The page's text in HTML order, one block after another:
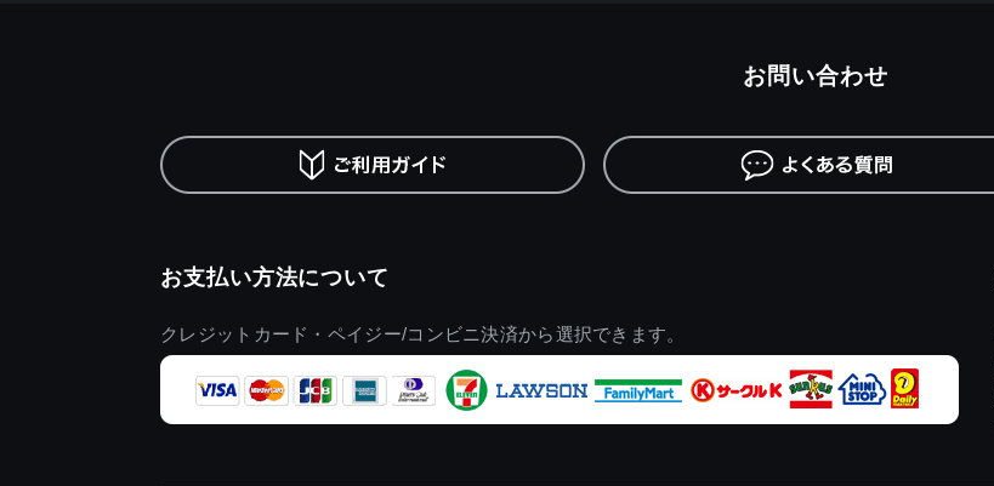
お支払い方法について
クレジットカード・ペイジー/コンビニ決済から選択できます。
お問い合わせ